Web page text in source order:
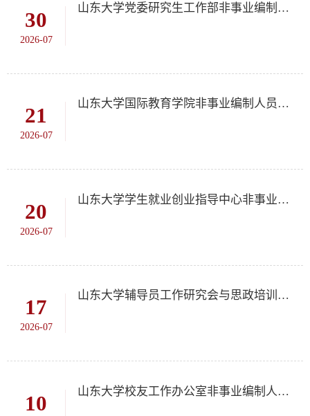
30
2026-07
山东大学党委研究生工作部非事业编制人员招聘公告
21
2026-07
山东大学国际教育学院非事业编制人员招聘公告
20
2026-07
山东大学学生就业创业指导中心非事业编制人员招聘公告
17
2026-07
山东大学辅导员工作研究会与思政培训中心办公室非事业编制人员招聘公告
10
山东大学校友工作办公室非事业编制人员招聘公告